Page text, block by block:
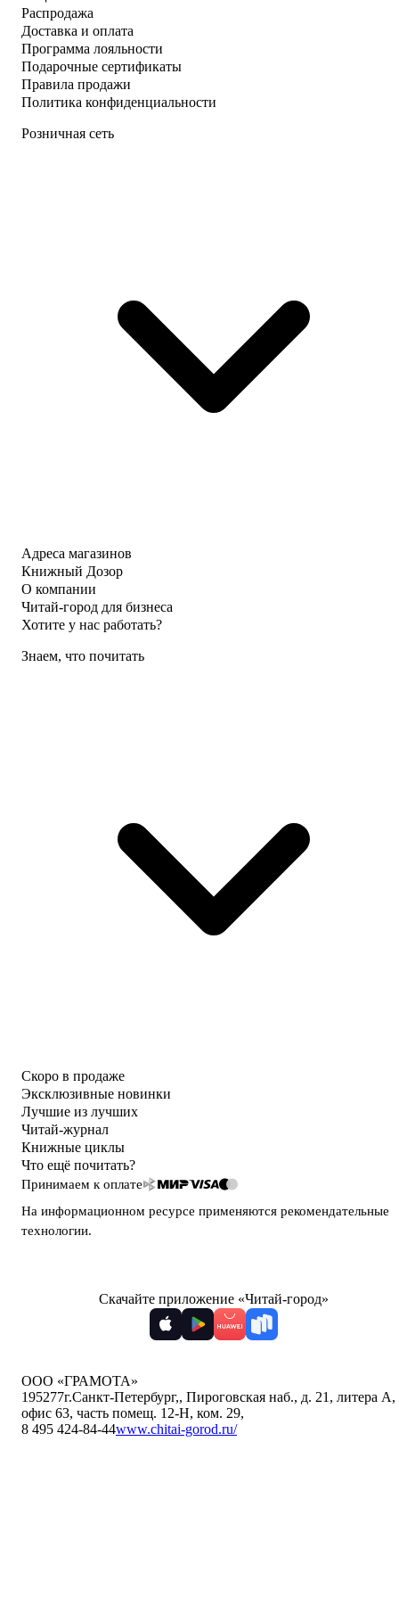
Распродажа
Доставка и оплата
Программа лояльности
Подарочные сертификаты
Правила продажи
Политика конфиденциальности
Розничная сеть
Адреса магазинов
Книжный Дозор
О компании
Читай-город для бизнеса
Хотите у нас работать?
Знаем, что почитать
Скоро в продаже
Эксклюзивные новинки
Лучшие из лучших
Читай-журнал
Книжные циклы
Что ещё почитать?
Принимаем к оплате
На информационном ресурсе применяются рекомендательные
технологии.
Скачайте приложение «Читай-город»
ООО «ГРАМОТА»
195277г.Санкт-Петербург,, Пироговская наб., д. 21, литера А,
офис 63, часть помещ. 12-Н, ком. 29,
8 495 424-84-44www.chitai-gorod.ru/